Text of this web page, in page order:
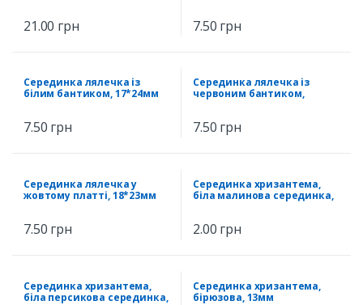
21.00 грн 7.50 грн
Серединка лялечка із
білим бантиком, 17*24мм
7.50 грн
Серединка лялечка із
червоним бантиком,
7.50 грн
Серединка лялечка у
жовтому платті, 18*23мм
7.50 грн
Серединка хризантема,
біла малинова серединка,
2.00 грн
Серединка хризантема,
біла персикова серединка,
Серединка хризантема,
бірюзова, 13мм